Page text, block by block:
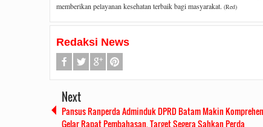
memberikan pelayanan kesehatan terbaik bagi masyarakat. (Red)
Redaksi News
Next
Pansus Ranperda Adminduk DPRD Batam Makin
Gelar Rapat Pembahasan, Target Segera Sahkan Perda